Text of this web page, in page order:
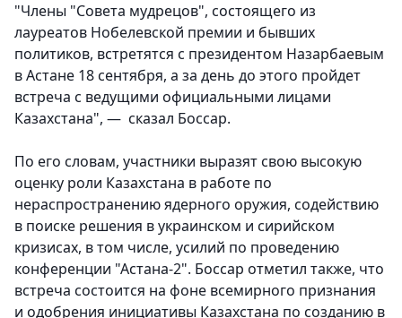
"Члены "Совета мудрецов", состоящего из
лауреатов Нобелевской премии и бывших
политиков, встретятся с президентом Назарбаевым
в Астане 18 сентября, а за день до этого пройдет
встреча с ведущими официальными лицами
Казахстана", — сказал Боссар.
По его словам, участники выразят свою высокую
оценку роли Казахстана в работе по
нераспространению ядерного оружия, содействию
в поиске решения в украинском и сирийском
кризисах, в том числе, усилий по проведению
конференции "Астана-2". Боссар отметил также, что
встреча состоится на фоне всемирного признания
и одобрения инициативы Казахстана по созданию в